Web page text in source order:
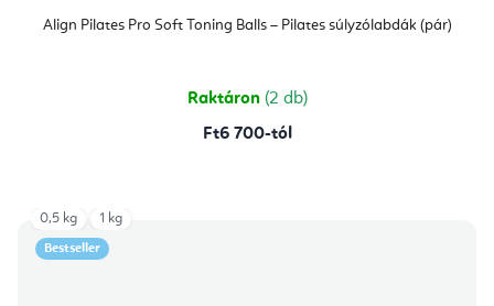
Align Pilates Pro Soft Toning Balls – Pilates súlyzólabdák (pár)
Raktáron (2 db)
Ft6 700-tól
Bestseller
0,5 kg 1 kg